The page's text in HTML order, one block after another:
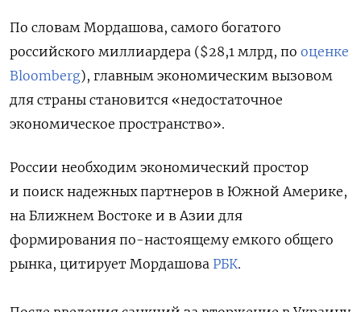
По словам Мордашова, самого богатого
российского миллиардера ($28,1 млрд, по оценке
Bloomberg), главным экономическим вызовом
для страны становится «недостаточное
экономическое пространство».
России необходим экономический простор
и поиск надежных партнеров в Южной Америке,
на Ближнем Востоке и в Азии для
формирования по-настоящему емкого общего
рынка, цитирует Мордашова РБК.